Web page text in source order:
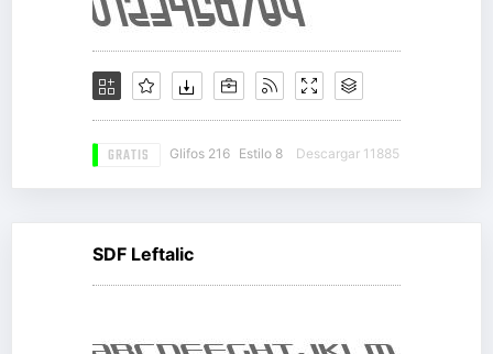
GRATIS Glifos 216 Estilo 8 Descargar 11885
SDF Leftalic